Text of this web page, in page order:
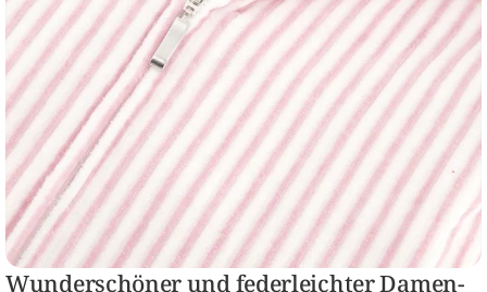
Wunderschöner und federleichter Damen-